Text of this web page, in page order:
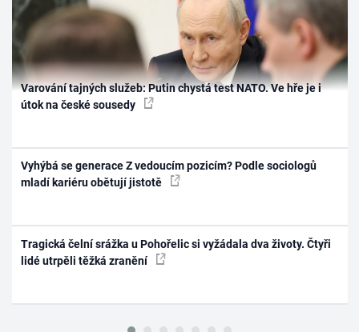
Varování tajných služeb: Putin chystá test NATO. Ve hře je i
útok na české sousedy
Vyhýbá se generace Z vedoucím pozicím? Podle sociologů
mladí kariéru obětují jistotě
Tragická čelní srážka u Pohořelic si vyžádala dva životy. Čtyři
lidé utrpěli těžká zranění